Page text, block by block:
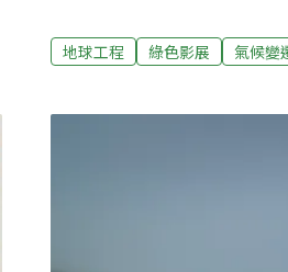
人權影展選映的《天邊殺朵雲
也深入討論氣象工程的隱憂
「人工增雨」焰劑，在空氣中
加降雨量。該技術無法憑空
量、風向風速等，尋找最適
雲，雨下更快更多。如果環
也無法下雨，因此要在沙漠
地球工程 綠色影展 氣候變